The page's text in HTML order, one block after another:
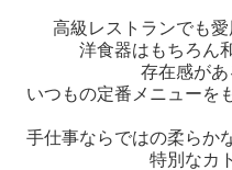
高級レストランでも
洋食器はもちろん
存在感が
いつもの定番メニューを
手仕事ならではの柔らか
特別なカ